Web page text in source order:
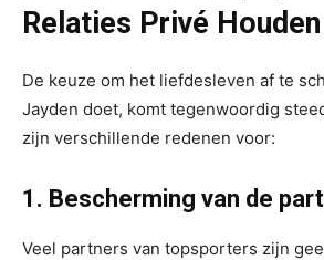
Relaties Privé Houden
De keuze om het liefdesleven af te
Jayden doet, komt tegenwoordig
zijn verschillende redenen voor:
1. Bescherming van de
Veel partners van topsporters zijn